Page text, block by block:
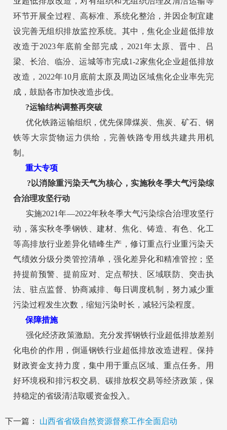
环节开展全过程、高标准、系统化整治，并因企制宜建
设完善无组织排放监控系统。其中，焦化企业超低排放
改造于2023年底前全部完成，2021年太原、晋中、吕
梁、长治、临汾、运城等市完成1-2家焦化企业超低排放
改造，2022年10月底前太原及周边区域焦化企业率先完
成，鼓励各市加快改造步伐。
?运输结构调整再突破
优化铁路运输组织，优先保障煤炭、焦炭、矿石、钢
铁等大宗货物运力供给，完善铁路专用线共建共用机
制。
重大专项
?以消除重污染天气为核心，实施秋冬季大气污染综
合治理攻坚行动
实施2021年—2022年秋冬季大气污染综合治理攻坚行
动，落实秋冬季钢铁、建材、焦化、铸造、有色、化工
等高排放行业差异化错峰生产，修订重点行业重污染天
气绩效分级分类管控清单，强化差异化和精准管控；坚
持提前预警、提前应对、定点帮扶、区域联防、突击执
法、驻点监督、协商减排、每日调度机制，努力减少重
污染过程发生次数，缩短污染时长，减轻污染程度。
保障措施
强化经济政策激励。充分发挥钢铁行业超低排放差别
化电价的作用，倒逼钢铁行业超低排放改造进程。保持
财政资金支持力度，集中用于重点区域、重点任务。用
好环境税和排污权交易、碳排放权交易等经济政策，保
持稳定的省级清洁取暖资金投入。
下一篇： 山西省省级自然资源督察工作全面启动